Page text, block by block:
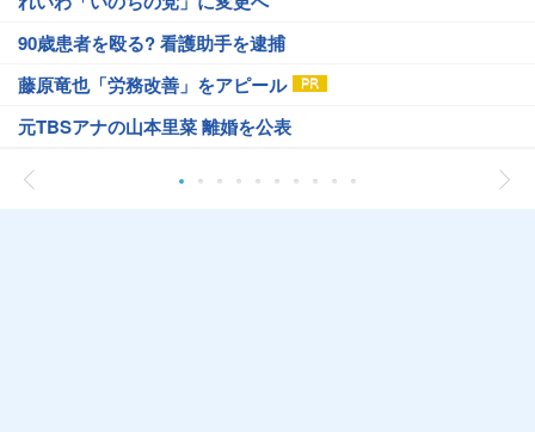
90歳患者を殴る? 看護助手を逮捕
藤原竜也「労務改善」をアピール
元TBSアナの山本里菜 離婚を公表